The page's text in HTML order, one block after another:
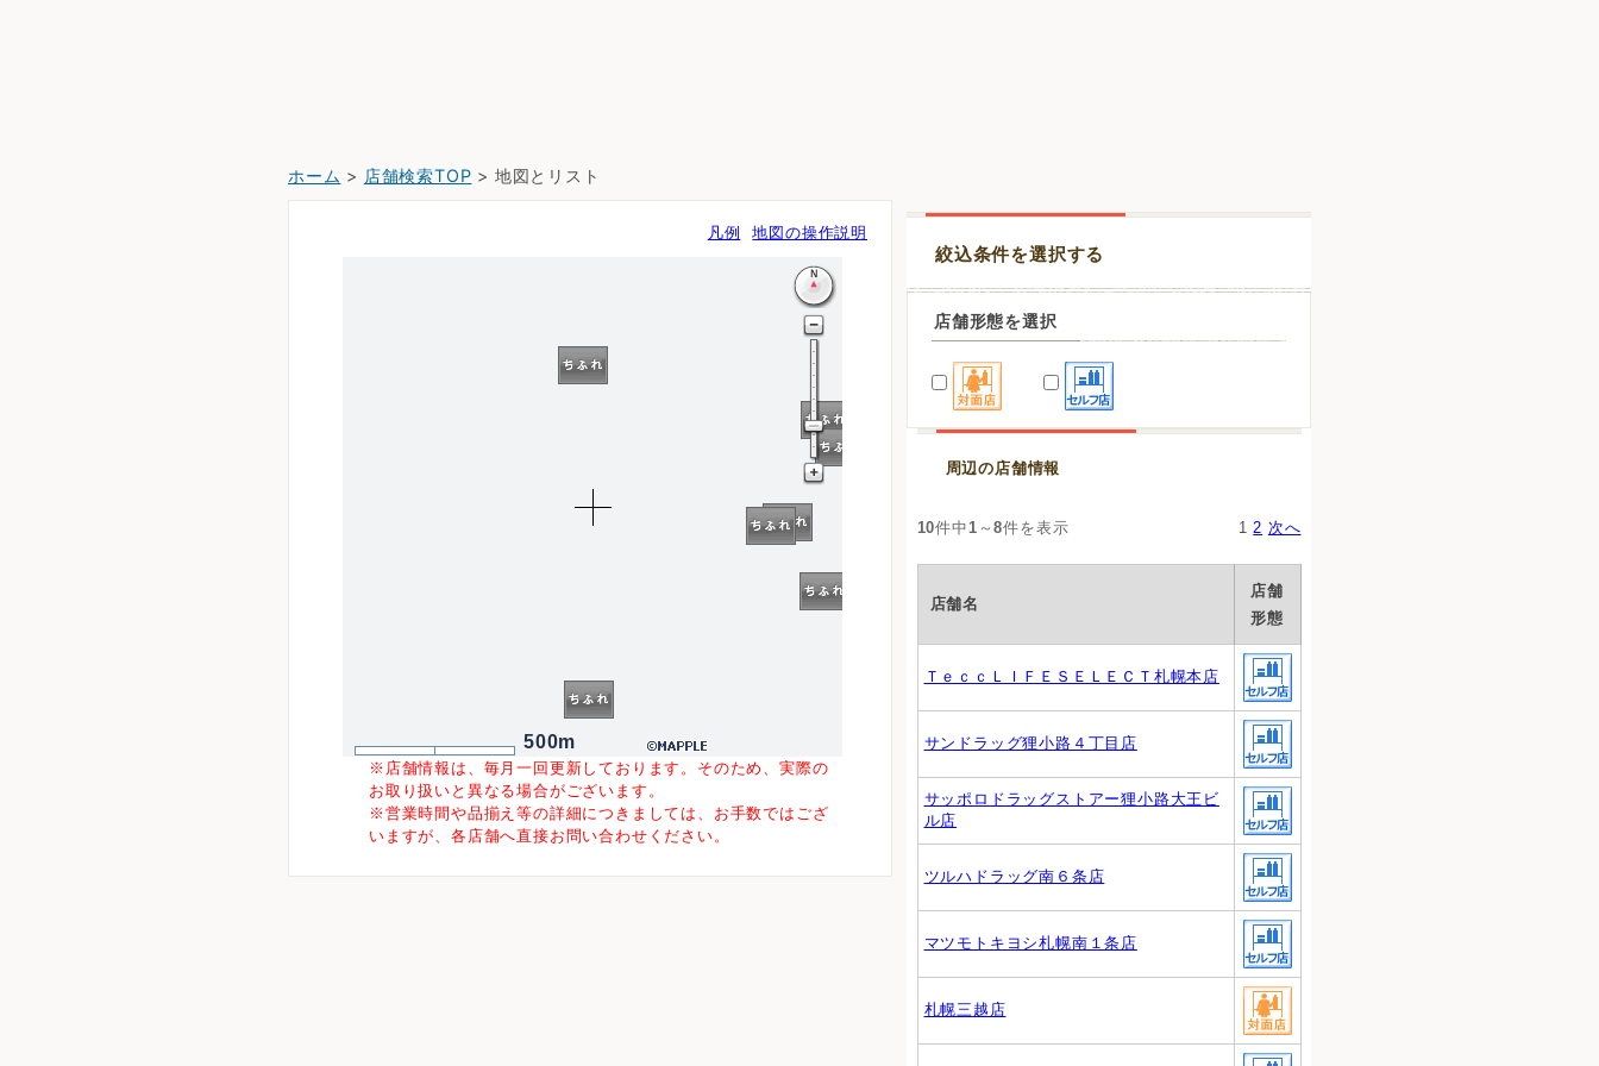
ホーム > 店舗検索TOP > 地図とリスト
凡例 地図の操作説明
500m
※店舗情報は、毎月一回更新しております。そのため、実際の
お取り扱いと異なる場合がございます。
※営業時間や品揃え等の詳細につきましては、お手数ではござ
いますが、各店舗へ直接お問い合わせください。
絞込条件を選択する
店舗形態を選択
周辺の店舗情報
10件中 1 ～8件を表示 1 2 次へ
店舗名
店舗
形態
ＴｅｃｃＬＩＦＥＳＥＬＥＣＴ札幌本店
サンドラッグ狸小路４丁目店
サッポロドラッグストアー狸小路大王ビ
ル店
ツルハドラッグ南６条店
マツモトキヨシ札幌南１条店
札幌三越店